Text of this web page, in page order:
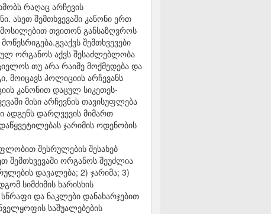
რაღაც არჩევის
ასეთ შემთხვევაში კანონი ერთ
თვითონ განსაზღვროს
შემთხვევები
ორგანოს აქვს შესაძლებლობა
თუ არა რაიმე მოქმედება და
მოიცავს პოლიციის არჩევანს
კანონით დაცულ სიკეთეს-
მისი არჩევნის თავისუფლება
ადგენს დარღვევის მიმართ
ჯარიმის ოდენობის
შესრულების შესახებ
შემთხვევაში ორგანოს შეუძლია
დავალება; 2) ჯარიმა; 3)
სიმძიმის ხარისხის
და ნაკლები დანახარჯებით
საშუალებების